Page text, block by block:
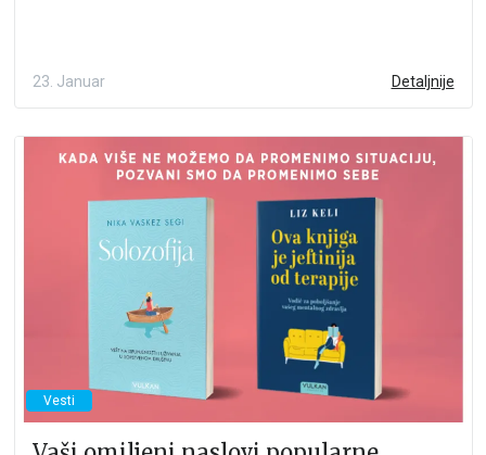
23. Januar Detaljnije
Vesti